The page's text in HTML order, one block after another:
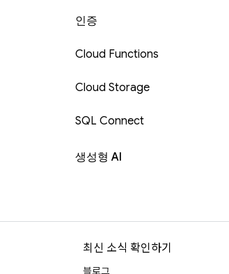
인증
Cloud Functions
Cloud Storage
SQL Connect
생성형 AI
최신 소식 확인하기
블로그